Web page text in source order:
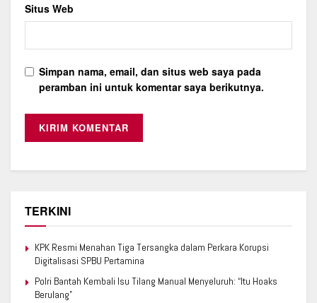
Situs Web
Simpan nama, email, dan situs web saya pada
peramban ini untuk komentar saya berikutnya.
TERKINI
KPK Resmi Menahan Tiga Tersangka dalam Perkara Korupsi
Digitalisasi SPBU Pertamina
Polri Bantah Kembali Isu Tilang Manual Menyeluruh: “Itu Hoaks
Berulang”